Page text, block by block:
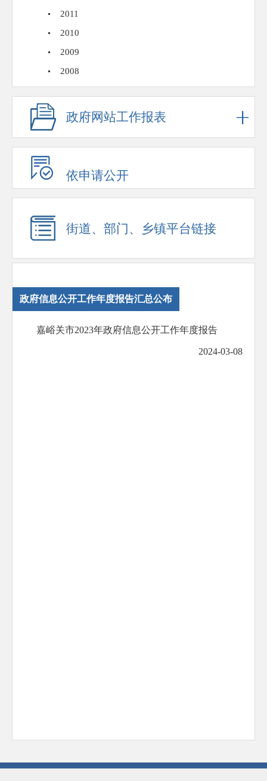
2011
2010
2009
2008
政府网站工作报表
依申请公开
街道、部门、乡镇平台链接
政府信息公开工作年度报告汇总公布
嘉峪关市2023年政府信息公开工作年度报告
2024-03-08